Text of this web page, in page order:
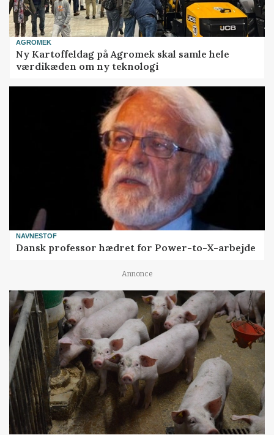
AGROMEK
Ny Kartoffeldag på Agromek skal samle hele
værdikæden om ny teknologi
NAVNESTOF
Dansk professor hædret for Power-to-X-arbejde
Annonce